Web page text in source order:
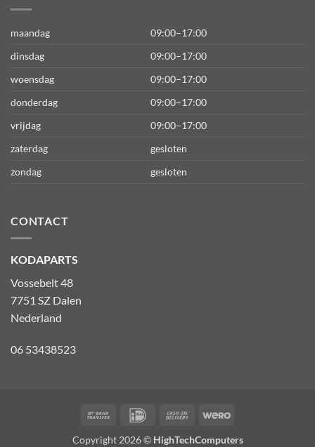
maandag
09:00–17:00
dinsdag
09:00–17:00
woensdag
09:00–17:00
donderdag
09:00–17:00
vrijdag
09:00–17:00
zaterdag
gesloten
zondag
gesloten
CONTACT
KODAPARTS
Vossebelt 48
7751 SZ Dalen
Nederland
06 53438523
Bank
IDeal
Cash
Wero
Copyright 2026 © HighTechComputers